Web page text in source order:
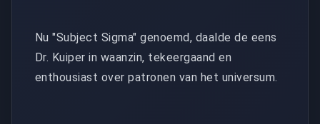
Nu "Subject Sigma" genoemd, daalde de eens
Dr. Kuiper in waanzin, tekeergaand en
enthousiast over patronen van het universum.